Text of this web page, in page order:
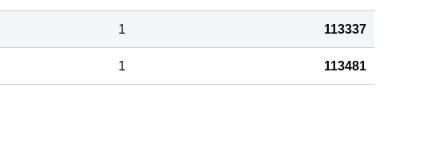
1 113337
1 113481